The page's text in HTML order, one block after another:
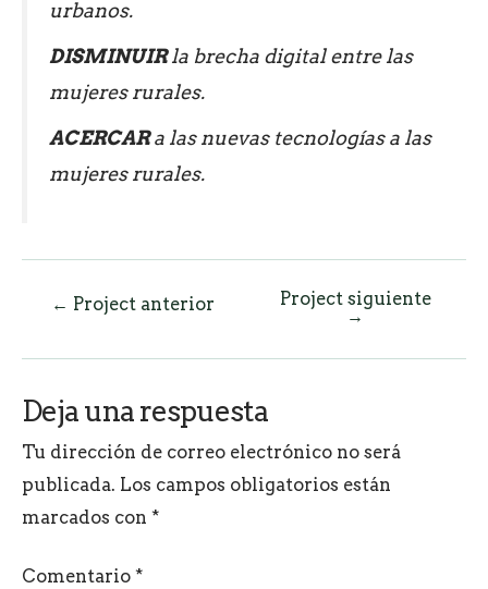
urbanos.
DISMINUIRla brecha digital entre las
mujeres rurales.
ACERCARa las nuevas tecnologías a las
mujeres rurales.
Navegación
← Project anterior
Project siguiente
→
Deja una respuesta
Tu dirección de correo electrónico no será
publicada. Los campos obligatorios están
marcados con *
Comentario *